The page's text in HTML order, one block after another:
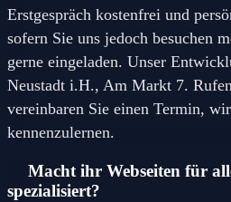
Erstgespräch kostenfrei und
sofern Sie uns jedoch besuchen
gerne eingeladen. Unser
Neustadt i.H., Am Markt 7.
vereinbaren Sie einen Termin,
kennenzulernen.
Macht ihr Webseiten für
spezialisiert?